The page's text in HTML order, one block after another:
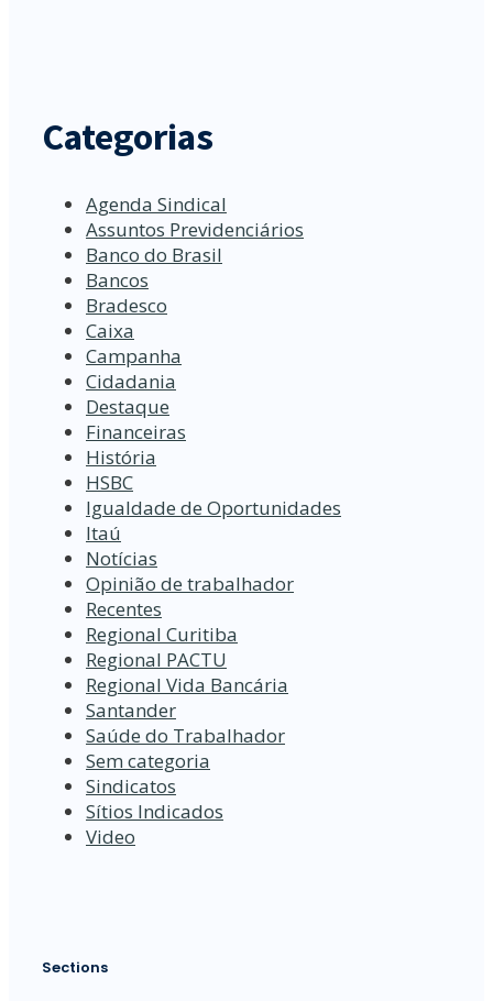
Categorias
Agenda Sindical
Assuntos Previdenciários
Banco do Brasil
Bancos
Bradesco
Caixa
Campanha
Cidadania
Destaque
Financeiras
História
HSBC
Igualdade de Oportunidades
Itaú
Notícias
Opinião de trabalhador
Recentes
Regional Curitiba
Regional PACTU
Regional Vida Bancária
Santander
Saúde do Trabalhador
Sem categoria
Sindicatos
Sítios Indicados
Video
Sections